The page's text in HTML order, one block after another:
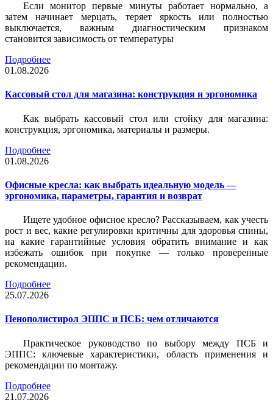
Если монитор первые минуты работает нормально, а
затем начинает мерцать, теряет яркость или полностью
выключается, важным диагностическим признаком
становится зависимость от температуры
Подробнее
01.08.2026
Кассовый стол для магазина: конструкция и эргономика
Как выбрать кассовый стол или стойку для магазина:
конструкция, эргономика, материалы и размеры.
Подробнее
01.08.2026
Офисные кресла: как выбрать идеальную модель —
эргономика, параметры, гарантия и возврат
Ищете удобное офисное кресло? Рассказываем, как учесть
рост и вес, какие регулировки критичны для здоровья спины,
на какие гарантийные условия обратить внимание и как
избежать ошибок при покупке — только проверенные
рекомендации.
Подробнее
25.07.2026
Пенополистирол ЭППС и ПСБ: чем отличаются
Практическое руководство по выбору между ПСБ и
ЭППС: ключевые характеристики, область применения и
рекомендации по монтажу.
Подробнее
21.07.2026